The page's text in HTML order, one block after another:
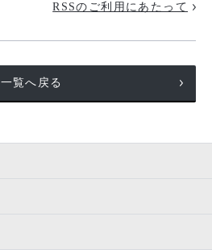
RSSのご利用にあたって
一覧へ戻る